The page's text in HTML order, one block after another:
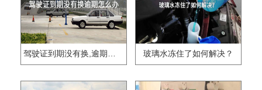
驾驶证到期没有换,逾期怎么办?? 玻璃水冻住了如何解决？